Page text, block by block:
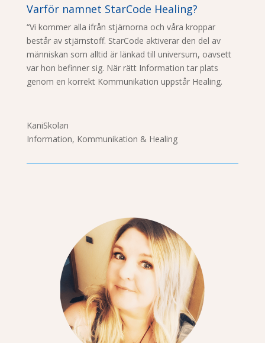
Varför namnet StarCode Healing?
“Vi kommer alla ifrån stjärnorna och våra kroppar
består av stjärnstoff. StarCode aktiverar den del av
människan som alltid är länkad till universum, oavsett
var hon befinner sig. När rätt Information tar plats
genom en korrekt Kommunikation uppstår Healing.
KaniSkolan
Information, Kommunikation & Healing